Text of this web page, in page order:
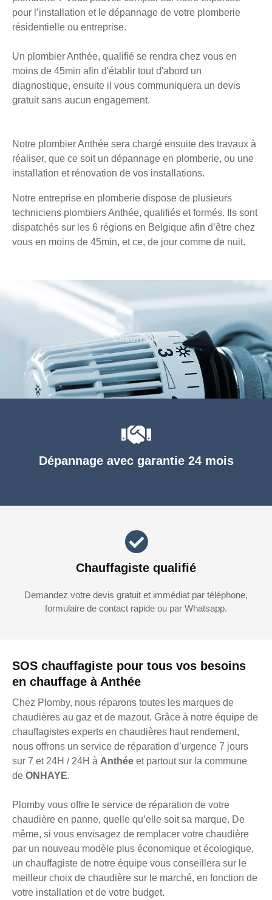
pour l’installation et le dépannage de votre plomberie
résidentielle ou entreprise.
Un plombier Anthée, qualifié se rendra chez vous en
moins de 45min afin d'établir tout d'abord un
diagnostique, ensuite il vous communiquera un devis
gratuit sans aucun engagement.
Notre plombier Anthée sera chargé ensuite des travaux à
réaliser, que ce soit un dépannage en plomberie, ou une
installation et rénovation de vos installations.
Notre entreprise en plomberie dispose de plusieurs
techniciens plombiers Anthée, qualifiés et formés. Ils sont
dispatchés sur les 6 régions en Belgique afin d’être chez
vous en moins de 45min, et ce, de jour comme de nuit.
SOS chauffagiste pour tous vos besoins
en chauffage à Anthée
Chez Plomby, nous réparons toutes les marques de
chaudières au gaz et de mazout. Grâce à notre équipe de
chauffagistes experts en chaudières haut rendement,
nous offrons un service de réparation d’urgence 7 jours
sur 7 et 24H / 24H à Anthée et partout sur la commune
de ONHAYE.
Plomby vous offre le service de réparation de votre
chaudière en panne, quelle qu’elle soit sa marque. De
même, si vous envisagez de remplacer votre chaudière
par un nouveau modèle plus économique et écologique,
un chauffagiste de notre équipe vous conseillera sur le
meilleur choix de chaudière sur le marché, en fonction de
votre installation et de votre budget.
Dépannage avec garantie 24 mois
Chauffagiste qualifié
Demandez votre devis gratuit et immédiat par téléphone,
formulaire de contact rapide ou par Whatsapp.
Chauffage